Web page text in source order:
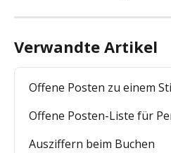
Verwandte Artikel
Offene Posten zu einem
Offene Posten-Liste für
Ausziffern beim Buchen